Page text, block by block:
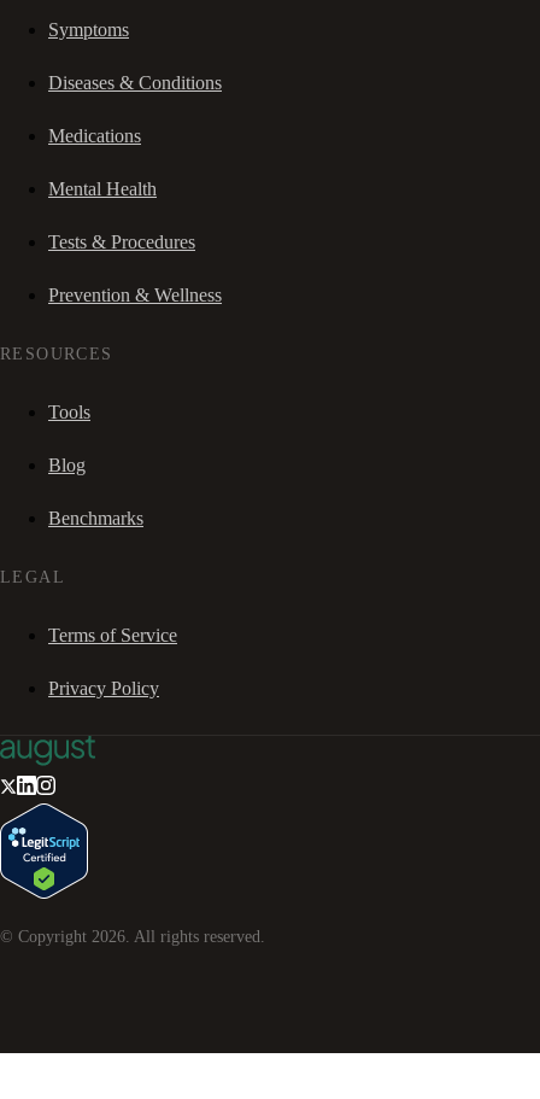
Symptoms
Diseases & Conditions
Medications
Mental Health
Tests & Procedures
Prevention & Wellness
RESOURCES
Tools
Blog
Benchmarks
LEGAL
Terms of Service
Privacy Policy
© Copyright 2026. All rights reserved.